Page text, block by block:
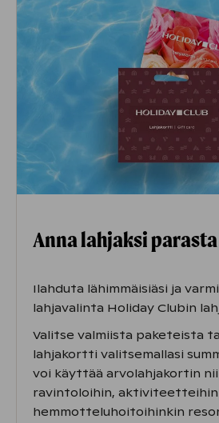
Anna lahjaksi
Ilahduta lähimmäisiäsi ja
lahjavalinta Holiday Clubin
Valitse valmiista paketeista
lahjakortti valitsemallasi
voi käyttää arvolahjakortin
ravintoloihin, aktiviteetteihin
hemmotteluhoitoihinkin